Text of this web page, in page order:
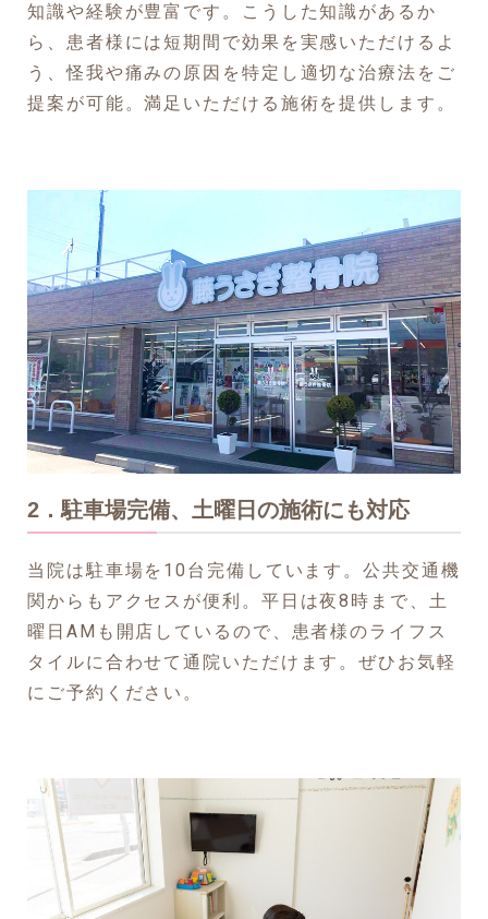
知識や経験が豊富です。こうした知識があるか
ら、患者様には短期間で効果を実感いただけるよ
う、怪我や痛みの原因を特定し適切な治療法をご
提案が可能。満足いただける施術を提供します。
2．駐車場完備、土曜日の施術にも対応
当院は駐車場を10台完備しています。公共交通機
関からもアクセスが便利。平日は夜8時まで、土
曜日AMも開店しているので、患者様のライフス
タイルに合わせて通院いただけます。ぜひお気軽
にご予約ください。